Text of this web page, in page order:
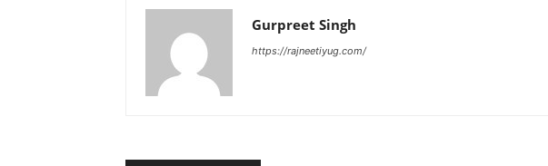
Gurpreet Singh
https://rajneetiyug.com/